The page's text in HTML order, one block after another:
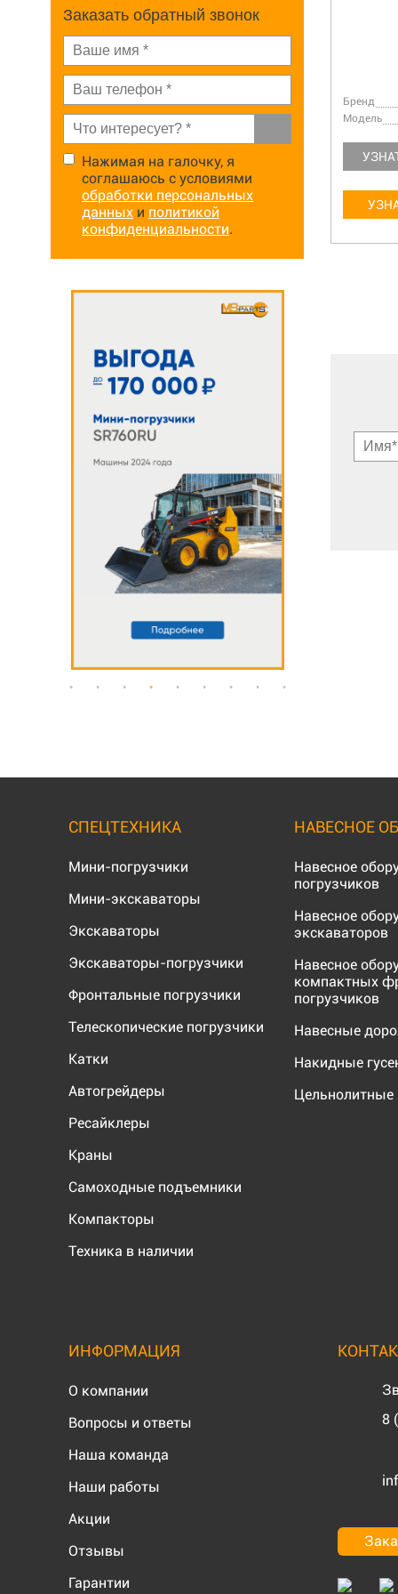
Заказать обратный звонок
Нажимая на галочку, я
соглашаюсь с условиями
обработки персональных
данных и политикой
конфиденциальности.
Бренд
Bobcat
Модель
УЗНАТЬ БОЛЬШЕ
УЗНАТЬ ЦЕНУ
Бренд
Модель
СПЕЦТЕХНИКА
Мини-погрузчики
Мини-экскаваторы
Экскаваторы
Экскаваторы-погрузчики
Фронтальные погрузчики
Телескопические погрузчики
Катки
Автогрейдеры
Ресайклеры
Краны
Самоходные подъемники
Компакторы
Техника в наличии
НАВЕСНОЕ
Навесное
погрузчиков
Навесное
экскаваторов
Навесное
компактных
погрузчиков
Навесные
Накидные
Цельнолитные
ИНФОРМАЦИЯ
О компании
Вопросы и ответы
Наша команда
Наши работы
Акции
Отзывы
Гарантии
8